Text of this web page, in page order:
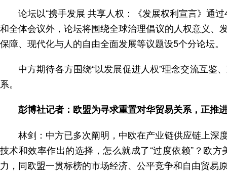
论坛以“携手发展 共享人权：《发展权利宣言》通
和全体会议外，论坛将围绕全球治理倡议的人权意义、
保障、现代化与人的自由全面发展等议题设5个分论坛。
中方期待各方围绕“以发展促进人权”理念交流互
系。
彭博社记者：欧盟为寻求重置对华贸易关系，正推
林剑：中方已多次阐明，中欧在产业链供应链上深
技术和效率作出的选择，怎么就成了“过度依赖”？欧
力，同欧盟一贯标榜的市场经济、公平竞争和自由贸易